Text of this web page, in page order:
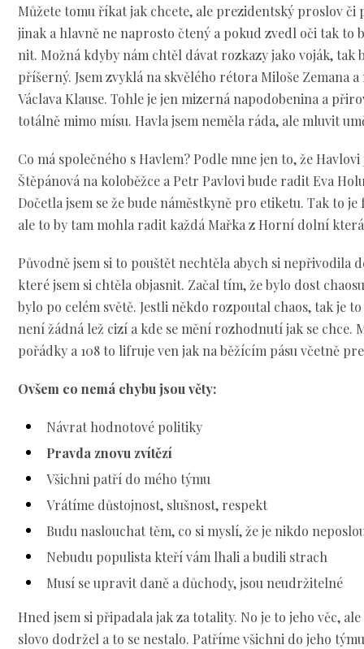
Můžete tomu říkat jak chcete, ale prezidentský proslov či
jinak a hlavně ne naprosto čtený a pokud zvedl oči tak to
nit. Možná kdyby nám chtěl dávat rozkazy jako voják, tak
příšerný. Jsem zvyklá na skvělého rétora Miloše Zemana
Václava Klause. Tohle je jen mizerná napodobenina a
totálně mimo mísu. Havla jsem neměla ráda, ale mluvit
Co má společného s Havlem? Podle mne jen to, že
Štěpánová na koloběžce a Petr Pavlovi bude radit Eva
Dočetla jsem se že bude náměstkyně pro etiketu. Tak to je
ale to by tam mohla radit každá Mařka z Horní dolní
Původně jsem si to pouštět nechtěla abych si nepřivodila
které jsem si chtěla objasnit. Začal tím, že bylo dost
bylo po celém světě. Jestli někdo rozpoutal chaos, tak je
není žádná lež cizí a kde se mění rozhodnutí jak se chce.
pořádky a 108 to lifruje ven jak na běžícím pásu včetně
Ovšem co nemá chybu jsou věty:
Návrat hodnotové politiky
Pravda znovu zvítězí
Všichni patří do mého týmu
Vrátíme důstojnost, slušnost, respekt
Budu naslouchat těm, co si myslí, že je nikdo
Nebudu populista kteří vám lhali a budili strach
Musí se upravit daně a důchody, jsou neudržitelné
Hned jsem si připadala jak za totality. No je to jeho věc,
slovo dodržel a to se nestalo. Patříme všichni do jeho